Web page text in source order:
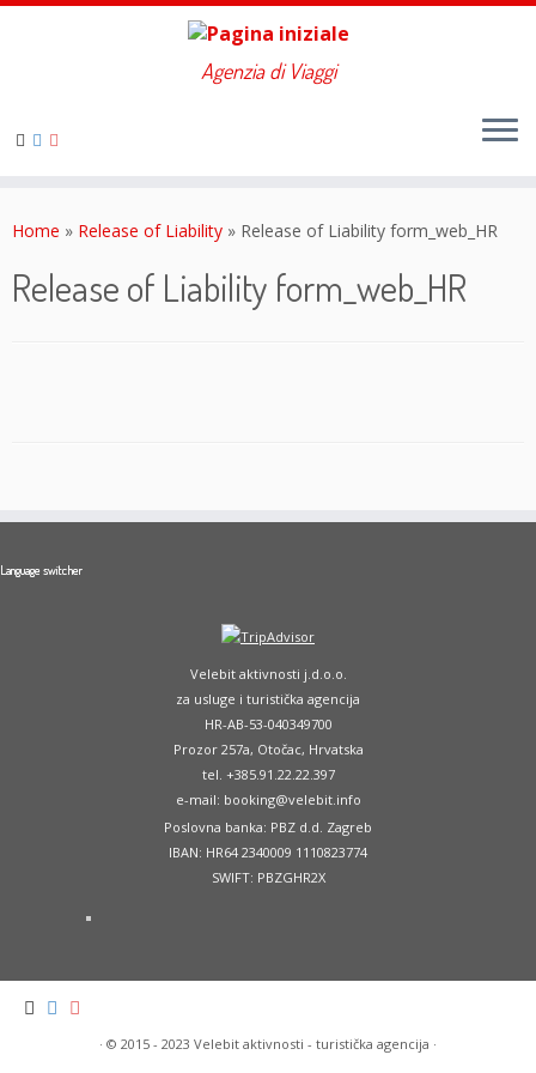
to
Agenzia di Viaggi
Home » Release of Liability » Release of Liability form_web_HR
Release of Liability form_web_HR
Language switcher
Velebit aktivnosti j.d.o.o.
za usluge i turistička agencija
HR-AB-53-040349700
Prozor 257a, Otočac, Hrvatska
tel. +385.91.22.22.397
e-mail: booking@velebit.info
Poslovna banka: PBZ d.d. Zagreb
IBAN: HR64 2340009 1110823774
SWIFT: PBZGHR2X
· © 2015 - 2023 Velebit aktivnosti - turistička agencija ·